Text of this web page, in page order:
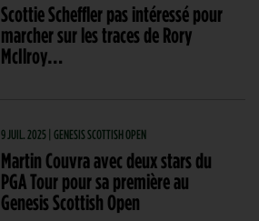
Scottie Scheffler pas intéressé pour
marcher sur les traces de Rory
McIlroy…
9 JUIL. 2025 | GENESIS SCOTTISH OPEN
Martin Couvra avec deux stars du
PGA Tour pour sa première au
Genesis Scottish Open